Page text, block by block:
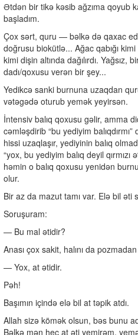
Ətdən bir tikə kəsib ağzıma qoyub
başladım.
Çox sərt, quru — bəlkə də qaxac
doğrusu biokütlə... Ağac qabığı
kimi dişin altında dağılırdı. Yağsız,
dadı/qoxusu verən bir şey...
Yedikcə sanki burnuna uzaqdan
vətəgədə oturub yemək yeyirsən.
İntensiv balıq qoxusu gəlir, amma
cəmləşdirib “bu yediyim
hissi uzaqlaşır, yediyinin balıq
“yox, bu yediyim balıq deyil
həmin o balıq qoxusu yenidən
olur.
Bir az da mazut tamı var. Elə bil əti
Soruşuram:
— Bu mal ətidir?
Anası çox sakit, halını da
— Yox, at ətidir.
Pəh!
Başımın içində elə bil at təpik atdı.
Allah sizə kömək olsun, bəs bunu
Bəlkə mən heç at əti yemirəm,